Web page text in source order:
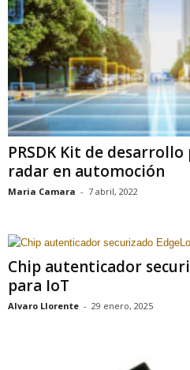
PRSDK Kit de
radar en automoción
Maria Camara - 7 abril, 2022
Chip autenticador
para IoT
Alvaro Llorente - 29 enero, 2025